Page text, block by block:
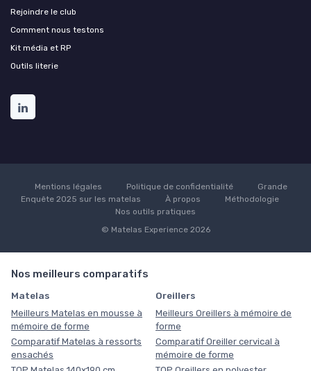
Rejoindre le club
Comment nous testons
Kit média et RP
Outils literie
Mentions légales Politique de confidentialité
Grande
Enquête 2025 sur les matelas
À propos
Méthodologie
Nos outils pratiques
© Matelas Experience 2026
Nos meilleurs comparatifs
Matelas
Meilleurs Matelas en mousse à
mémoire de forme
Comparatif Matelas à ressorts
ensachés
Oreillers
Meilleurs Oreillers à mémoire de
forme
Comparatif Oreiller cervical à
mémoire de forme